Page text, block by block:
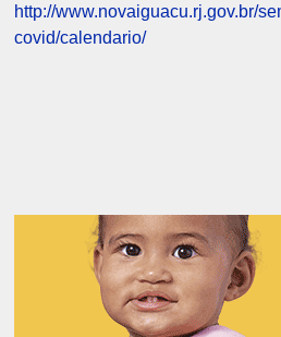
http://www.novaiguacu.rj.gov.br/
covid/calendario/